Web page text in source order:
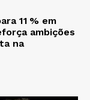
11 % em
ambições
na